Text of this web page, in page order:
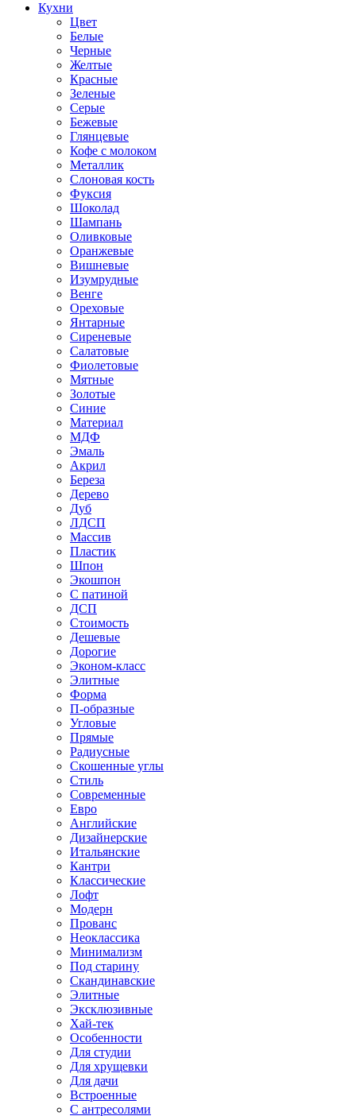
Кухни
Цвет
Белые
Черные
Желтые
Красные
Зеленые
Серые
Бежевые
Глянцевые
Кофе с молоком
Металлик
Слоновая кость
Фуксия
Шоколад
Шампань
Оливковые
Оранжевые
Вишневые
Изумрудные
Венге
Ореховые
Янтарные
Сиреневые
Салатовые
Фиолетовые
Мятные
Золотые
Синие
Материал
МДФ
Эмаль
Акрил
Береза
Дерево
Дуб
ЛДСП
Массив
Пластик
Шпон
Экошпон
С патиной
ДСП
Стоимость
Дешевые
Дорогие
Эконом-класс
Элитные
Форма
П-образные
Угловые
Прямые
Радиусные
Скошенные углы
Стиль
Современные
Евро
Английские
Дизайнерские
Итальянские
Кантри
Классические
Лофт
Модерн
Прованс
Неоклассика
Минимализм
Под старину
Скандинавские
Элитные
Эксклюзивные
Хай-тек
Особенности
Для студии
Для хрущевки
Для дачи
Встроенные
С антресолями